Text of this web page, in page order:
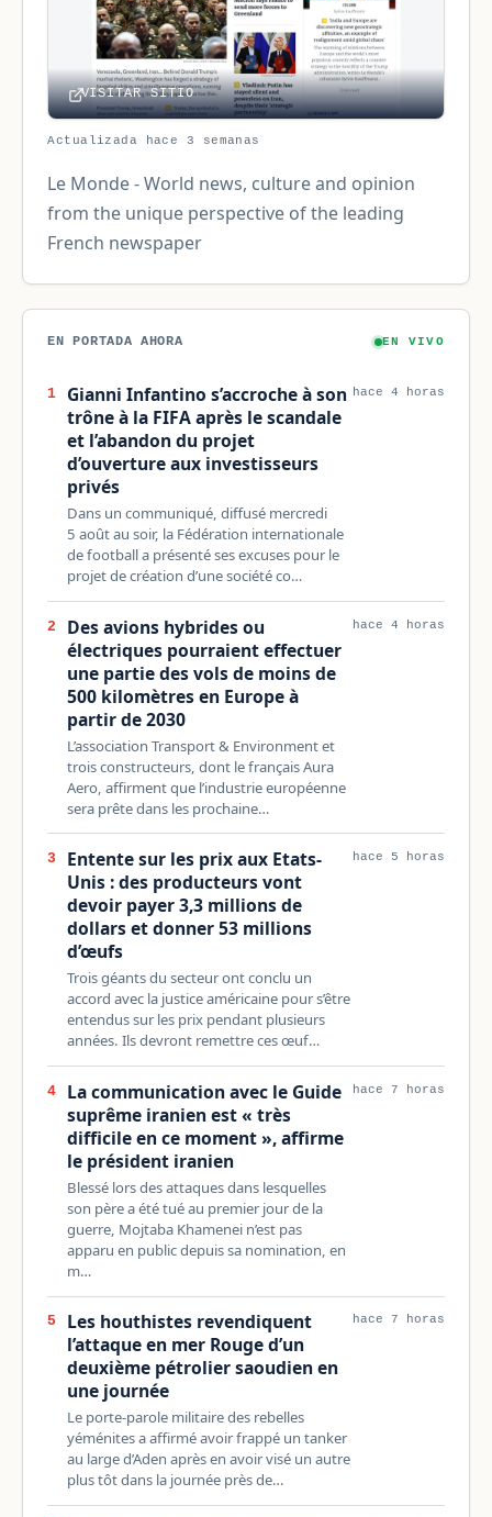
VISITAR SITIO
Actualizada hace 3 semanas
Le Monde - World news, culture and opinion
from the unique perspective of the leading
French newspaper
EN PORTADA AHORA EN VIVO
1
Gianni Infantino s’accroche à son
trône à la FIFA après le scandale
et l’abandon du projet
d’ouverture aux investisseurs
privés
Dans un communiqué, diffusé mercredi
5 août au soir, la Fédération internationale
de football a présenté ses excuses pour le
projet de création d’une société co…
hace 4 horas
2
Des avions hybrides ou
électriques pourraient effectuer
une partie des vols de moins de
500 kilomètres en Europe à
partir de 2030
L’association Transport & Environment et
trois constructeurs, dont le français Aura
Aero, affirment que l’industrie européenne
sera prête dans les prochaine…
hace 4 horas
3
Entente sur les prix aux Etats-
Unis : des producteurs vont
devoir payer 3,3 millions de
dollars et donner 53 millions
d’œufs
Trois géants du secteur ont conclu un
accord avec la justice américaine pour s’être
entendus sur les prix pendant plusieurs
années. Ils devront remettre ces œuf…
hace 5 horas
4
La communication avec le Guide
suprême iranien est « très
difficile en ce moment », affirme
le président iranien
Blessé lors des attaques dans lesquelles
son père a été tué au premier jour de la
guerre, Mojtaba Khamenei n’est pas
apparu en public depuis sa nomination, en
m…
hace 7 horas
5
Les houthistes revendiquent
l’attaque en mer Rouge d’un
deuxième pétrolier saoudien en
une journée
Le porte-parole militaire des rebelles
yéménites a affirmé avoir frappé un tanker
au large d’Aden après en avoir visé un autre
plus tôt dans la journée près de…
hace 7 horas